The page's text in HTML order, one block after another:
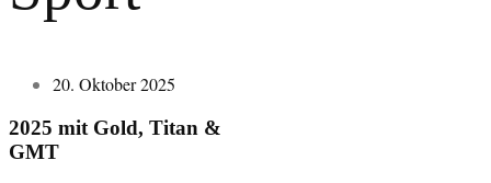
20. Oktober 2025
2025 mit Gold, Titan &
GMT